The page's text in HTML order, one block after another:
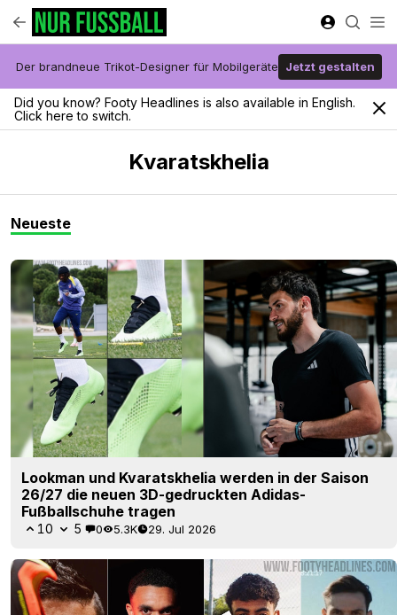
Der brandneue Trikot-Designer für Mobilgeräte Jetzt gestalten
Did you know? Footy Headlines is also available in English.
Click here to switch.
Kvaratskhelia
Neueste
Lookman und Kvaratskhelia werden in der Saison
26/27 die neuen 3D-gedruckten Adidas-
Fußballschuhe tragen
10 5 0 5.3K 29. Jul 2026